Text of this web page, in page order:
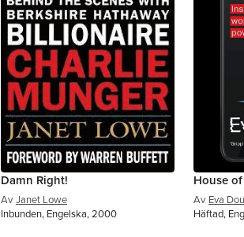
Damn Right!
Av Janet Lowe
Inbunden, Engelska, 2000
House
Av Eva Dou
Häftad,